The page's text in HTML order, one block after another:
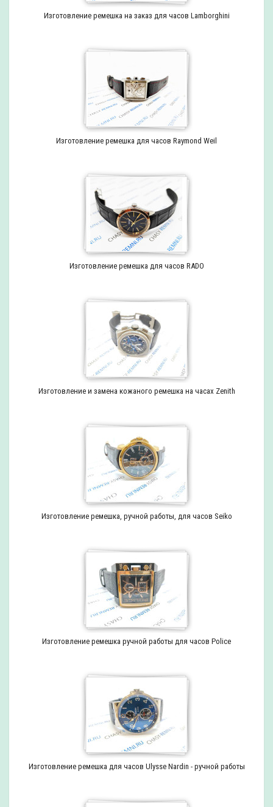
Изготовление ремешка на заказ для часов Lamborghini
Изготовление ремешка для часов Raymond Weil
Изготовление ремешка для часов RADO
Изготовление и замена кожаного ремешка на часах Zenith
Изготовление ремешка, ручной работы, для часов Seiko
Изготовление ремешка ручной работы для часов Police
Изготовление ремешка для часов Ulysse Nardin - ручной работы